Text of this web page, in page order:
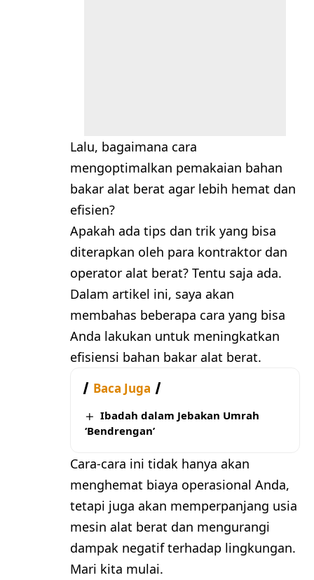
Lalu, bagaimana cara
mengoptimalkan pemakaian bahan
bakar alat berat agar lebih hemat dan
efisien?
Apakah ada tips dan trik yang bisa
diterapkan oleh para kontraktor dan
operator alat berat? Tentu saja ada.
Dalam artikel ini, saya akan
membahas beberapa cara yang bisa
Anda lakukan untuk meningkatkan
efisiensi bahan bakar alat berat.
Baca Juga
Ibadah dalam Jebakan Umrah
‘Bendrengan’
Cara-cara ini tidak hanya akan
menghemat biaya operasional Anda,
tetapi juga akan memperpanjang usia
mesin alat berat dan mengurangi
dampak negatif terhadap lingkungan.
Mari kita mulai.